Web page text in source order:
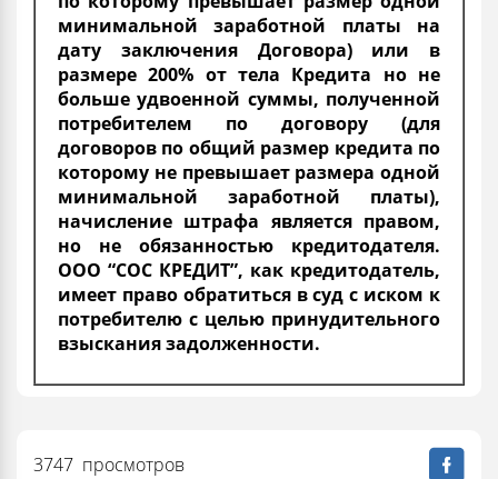
минимальной заработной платы на
дату заключения Договора) или в
размере 200% от тела Кредита но не
больше удвоенной суммы, полученной
потребителем по договору (для
договоров по общий размер кредита по
которому не превышает размера одной
минимальной заработной платы),
начисление штрафа является правом,
но не обязанностью кредитодателя.
ООО “СОС КРЕДИТ”, как кредитодатель,
имеет право обратиться в суд с иском к
потребителю с целью принудительного
взыскания задолженности.
3747 просмотров